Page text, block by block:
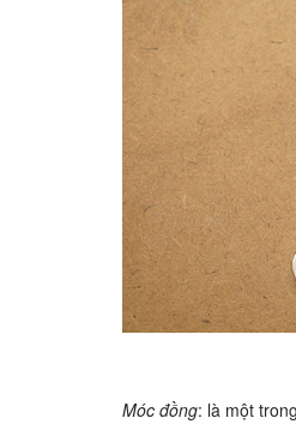
Móc đồng: là một